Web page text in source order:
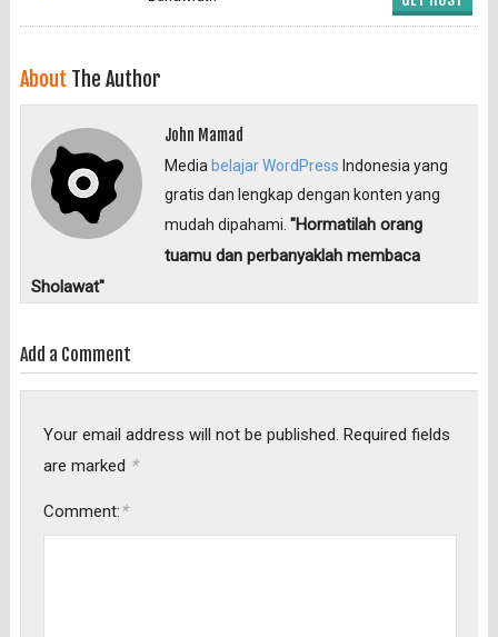
About The Author
John Mamad
Media belajar WordPress Indonesia yang
gratis dan lengkap dengan konten yang
mudah dipahami."Hormatilah orang
tuamu dan perbanyaklah membaca
Sholawat"
Add a Comment
Your email address will not be published. Required fields
are marked *
Comment:*